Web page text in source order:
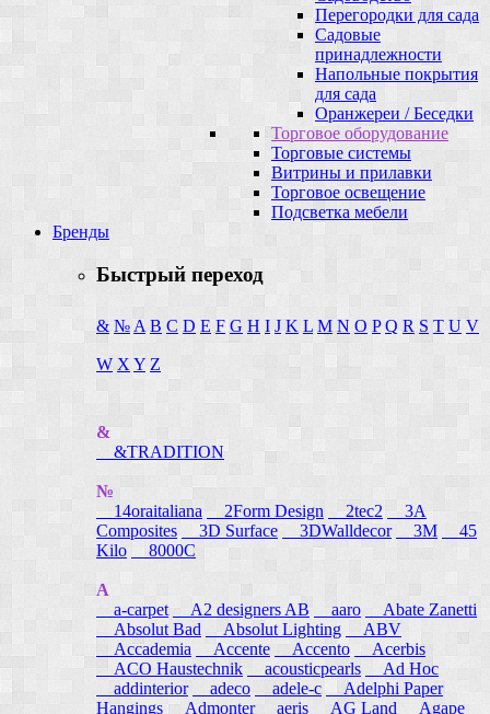
Перегородки для сада
Садовые
принадлежности
Напольные покрытия
для сада
Оранжереи / Беседки
Торговое оборудование
Торговые системы
Витрины и прилавки
Торговое освещение
Подсветка мебели
Бренды
Быстрый переход
& № A B C D E F G H I J K L M N O P Q R S T U V
W X Y Z
&
&TRADITION
№
14oraitaliana
2Form Design 2tec2
3A
Composites
3D Surface 3DWalldecor 3M
45
Kilo
8000C
A
a-carpet
A2 designers AB aaro
Abate Zanetti
Absolut Bad
Absolut Lighting
ABV
Accademia
Accente Accento
Acerbis
ACO Haustechnik
acousticpearls
Ad Hoc
addinterior
adeco adele-c
Adelphi Paper
Hangings Admonter aeris AG Land Agape